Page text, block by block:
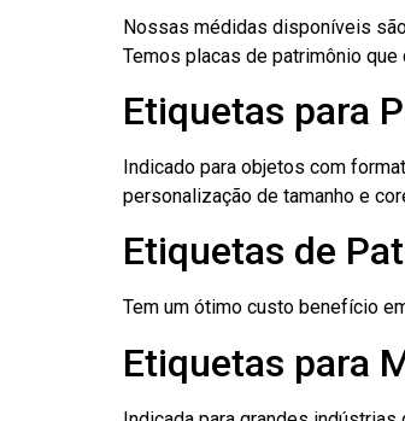
Nossas médidas disponíveis
Temos placas de patrimônio
Etiquetas para
Indicado para objetos com
personalização de tamanho e
Etiquetas de
Tem um ótimo custo benefício
Etiquetas para